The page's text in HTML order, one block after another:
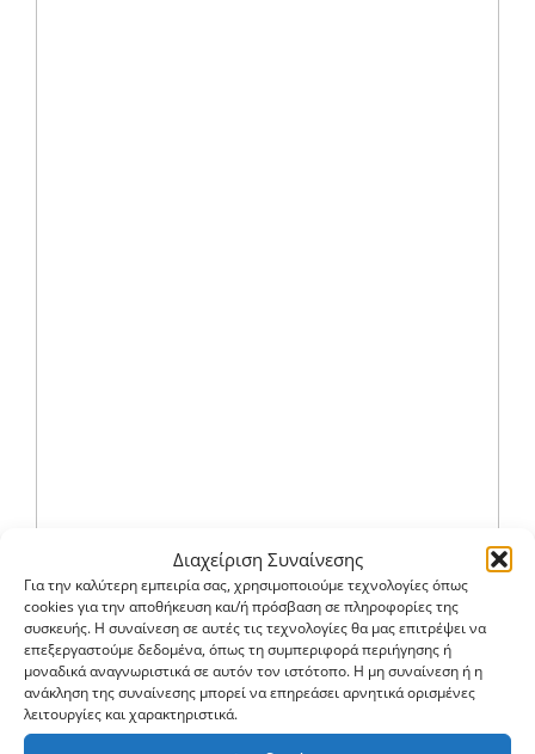
Διαχείριση Συναίνεσης
Για την καλύτερη εμπειρία σας, χρησιμοποιούμε τεχνολογίες όπως
cookies για την αποθήκευση και/ή πρόσβαση σε πληροφορίες της
συσκευής. Η συναίνεση σε αυτές τις τεχνολογίες θα μας επιτρέψει να
επεξεργαστούμε δεδομένα, όπως τη συμπεριφορά περιήγησης ή
μοναδικά αναγνωριστικά σε αυτόν τον ιστότοπο. Η μη συναίνεση ή η
ανάκληση της συναίνεσης μπορεί να επηρεάσει αρνητικά ορισμένες
λειτουργίες και χαρακτηριστικά.